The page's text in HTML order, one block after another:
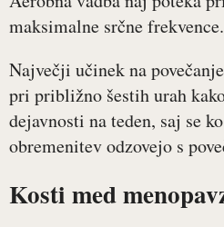
maksimalne srčne frekvence.
Največji učinek na
pri približno šestih urah
dejavnosti na teden, saj se
obremenitev odzovejo s
Kosti med